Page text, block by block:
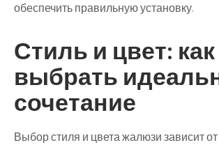
обеспечить правильную установку.
Стиль и цвет: как
выбрать
сочетание
Выбор стиля и цвета жалюзи зависит